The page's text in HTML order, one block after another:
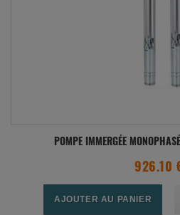
POMPE IMMERGÉE
926.10
AJOUTER AU PANIER